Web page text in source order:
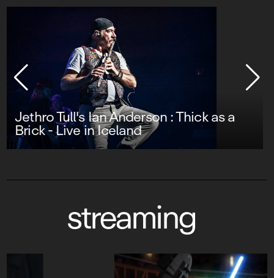
The Black Crowes : Warpaint Live
streaming